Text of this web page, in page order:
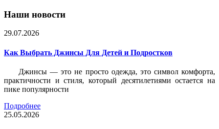
Наши новости
29.07.2026
Как Выбрать Джинсы Для Детей и Подростков
Джинсы — это не просто одежда, это символ комфорта,
практичности и стиля, который десятилетиями остается на
пике популярности
Подробнее
25.05.2026